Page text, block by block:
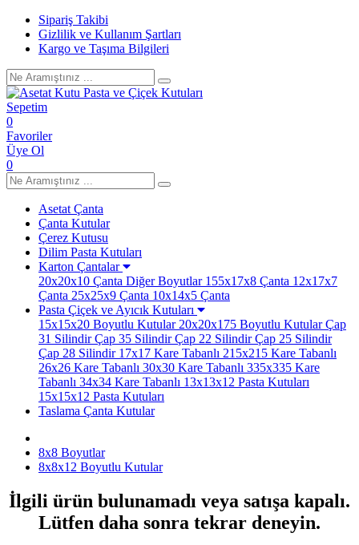
Sipariş Takibi
Gizlilik ve Kullanım Şartları
Kargo ve Taşıma Bilgileri
Sepetim
0
Favoriler
Üye Ol
0
Asetat Çanta
Çanta Kutular
Çerez Kutusu
Dilim Pasta Kutuları
Karton Çantalar
20x20x10 Çanta Diğer Boyutlar155x17x8 Çanta 12x17x7
Çanta 25x25x9 Çanta 10x14x5 Çanta
Pasta Çiçek ve Ayıcık Kutuları
15x15x20 Boyutlu Kutular20x20x175 Boyutlu KutularÇap
31 SilindirÇap 35 SilindirÇap 22 SilindirÇap 25 Silindir
Çap 28 Silindir17x17 Kare Tabanlı 215x215 Kare Tabanlı
26x26 Kare Tabanlı 30x30 Kare Tabanlı 335x335 Kare
Tabanlı 34x34 Kare Tabanlı 13x13x12 Pasta Kutuları
15x15x12 Pasta Kutuları
Taslama Çanta Kutular
8x8 Boyutlar
8x8x12 Boyutlu Kutular
İlgili ürün bulunamadı veya satışa kapalı.
Lütfen daha sonra tekrar deneyin.